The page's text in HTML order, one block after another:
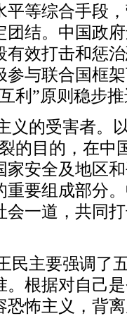
平等综合手段
团结。中国政
有效打击和惩
参与联合国框
利”原则稳步
义的受害者。
的目的，在中
安全及地区
重要组成部分
会一道，共同
民主要强调了
。根据对自己
恐怖主义，背